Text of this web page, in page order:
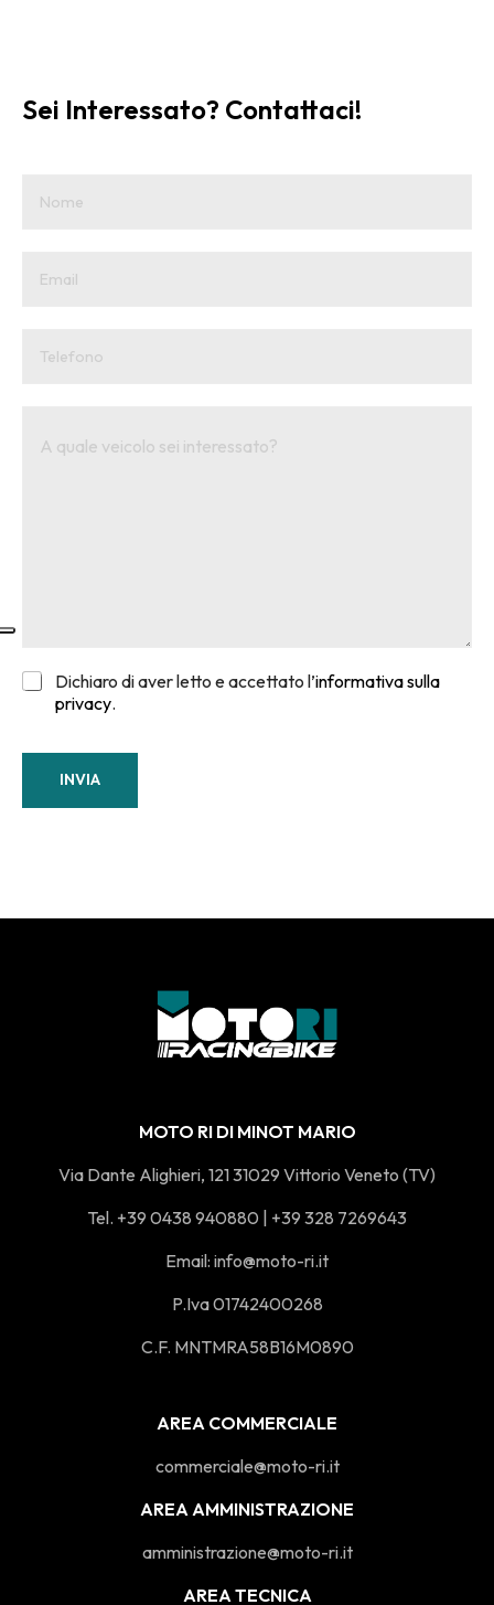
Sei Interessato? Contattaci!
Dichiaro di aver letto e accettato l’informativa sulla
privacy.
INVIA
MOTO RI DI MINOT MARIO
Via Dante Alighieri, 121 31029 Vittorio Veneto (TV)
Tel. +39 0438 940880 | +39 328 7269643
Email: info@moto-ri.it
P.Iva 01742400268
C.F. MNTMRA58B16M0890
AREA COMMERCIALE
commerciale@moto-ri.it
AREA AMMINISTRAZIONE
amministrazione@moto-ri.it
AREA TECNICA